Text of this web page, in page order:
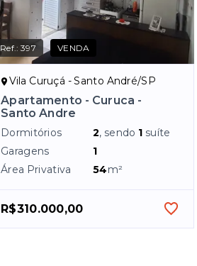
Ref.:397 VENDA
Vila Curuçá - Santo André/SP
Apartamento - Curuca -
Santo Andre
Dormitórios 2, sendo 1 suíte
Garagens
1
Área Privativa
54m²
R$310.000,00